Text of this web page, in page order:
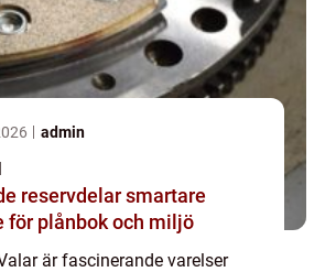
admin
smartare
för plånbok och miljö
är fascinerande varelser